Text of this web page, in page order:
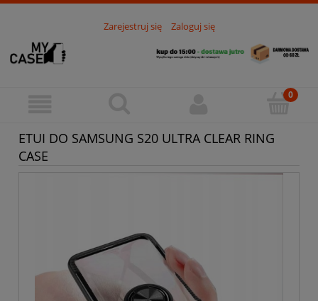
Zarejestruj się Zaloguj się
ETUI DO SAMSUNG S20 ULTRA CLEAR RING
CASE